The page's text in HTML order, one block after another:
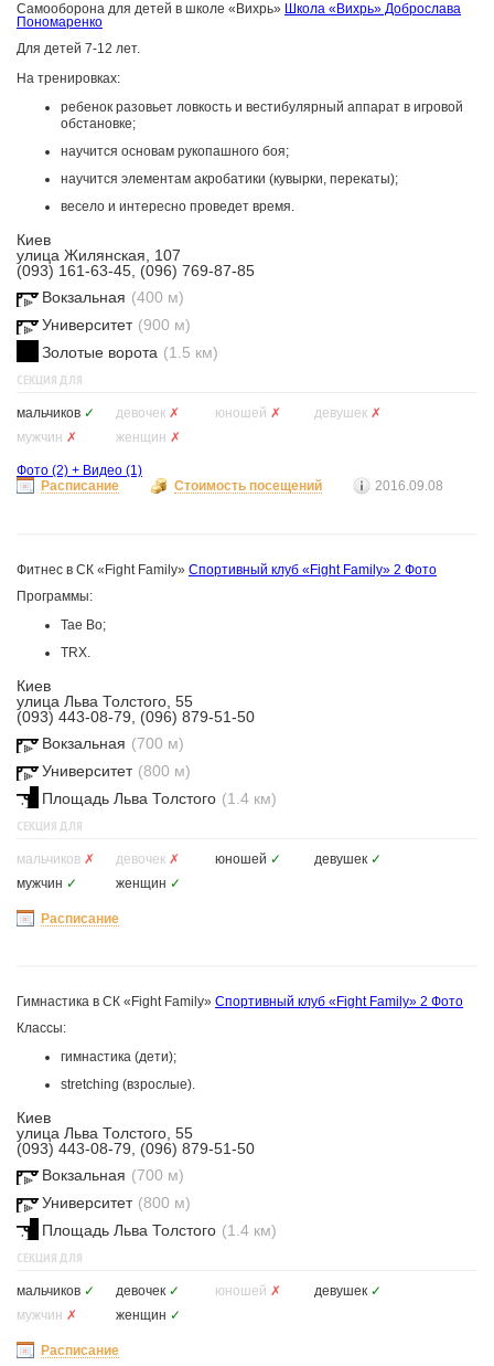
Самооборона для детей в школе «Вихрь» Школа «Вихрь» Доброслава
Пономаренко
Для детей 7-12 лет.
На тренировках:
ребенок разовьет ловкость и вестибулярный аппарат в игровой
обстановке;
научится основам рукопашного боя;
научится элементам акробатики (кувырки, перекаты);
весело и интересно проведет время.
Киев
улица Жилянская, 107
(093) 161-63-45, (096) 769-87-85
Вокзальная (400 м)
Университет (900 м)
Золотые ворота (1.5 км)
СЕКЦИЯ ДЛЯ
мальчиков ✓ девочек ✗ юношей ✗ девушек ✗
мужчин ✗ женщин ✗
Фото (2) + Видео (1)
Расписание
Стоимость посещений 2016.09.08
Фитнес в СК «Fight Family» Спортивный клуб «Fight Family» 2 Фото
Программы:
Tae Bo;
TRX.
Киев
улица Льва Толстого, 55
(093) 443-08-79, (096) 879-51-50
Вокзальная (700 м)
Университет (800 м)
Площадь Льва Толстого (1.4 км)
СЕКЦИЯ ДЛЯ
мальчиков ✗ девочек ✗ юношей ✓ девушек ✓
мужчин ✓ женщин ✓
Расписание
Гимнастика в СК «Fight Family» Спортивный клуб «Fight Family» 2 Фото
Классы:
гимнастика (дети);
stretching (взрослые).
Киев
улица Льва Толстого, 55
(093) 443-08-79, (096) 879-51-50
Вокзальная (700 м)
Университет (800 м)
Площадь Льва Толстого (1.4 км)
СЕКЦИЯ ДЛЯ
мальчиков ✓ девочек ✓ юношей ✗ девушек ✓
мужчин ✗ женщин ✓
Расписание